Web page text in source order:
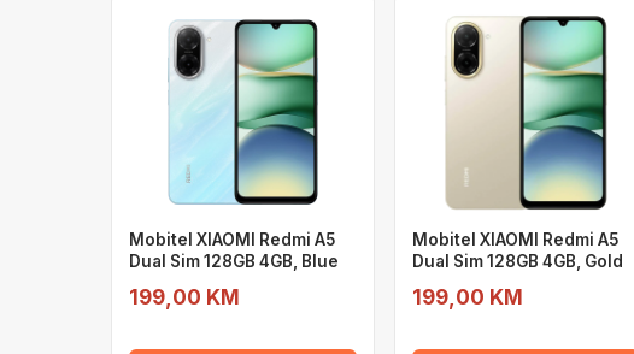
Mobitel XIAOMI Redmi A5
Dual Sim 128GB 4GB, Blue
199,00 KM
Mobitel XIAOMI Redmi A5
Dual Sim 128GB 4GB, Gold
199,00 KM